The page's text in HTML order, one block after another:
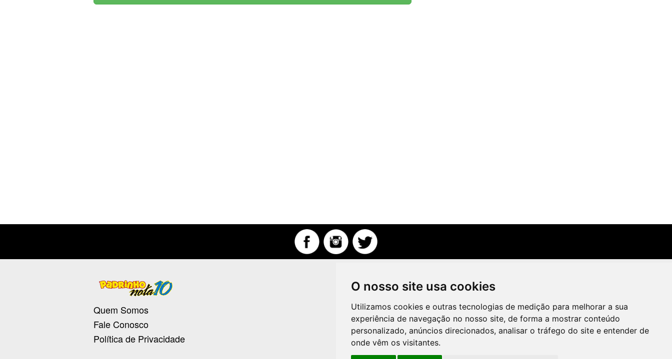
O nosso site usa cookies
Utilizamos cookies e outras tecnologias de medição para melhorar a sua
experiência de navegação no nosso site, de forma a mostrar conteúdo
personalizado, anúncios direcionados, analisar o tráfego do site e entender de
onde vêm os visitantes.
Quem Somos
Fale Conosco
Política de Privacidade
2026, Irradie Marketing Digital
Ongs Brasil